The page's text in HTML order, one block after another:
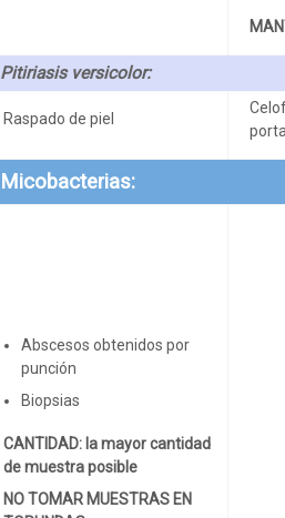
Pitiriasis versicolor:
Raspado de piel
Micobacterias:
Abscesos obtenidos por
punción
Biopsias
CANTIDAD: la mayor cantidad
de muestra posible
NO TOMAR MUESTRAS EN